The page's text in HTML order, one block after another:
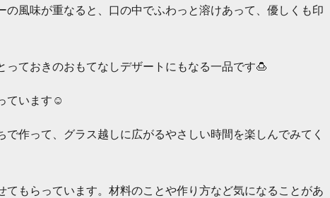
の風味が重なると、口の中でふわっと溶けあって、優しくも印
ておきのおもてなしデザートにもなる一品です🍮
ています☺️
作って、グラス越しに広がるやさしい時間を楽しんでみてく
もらっています。材料のことや作り方など気になることがあ